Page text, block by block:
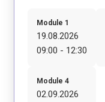
Module 1
19.08.2026
09:00 - 12:30
Module 4
02.09.2026